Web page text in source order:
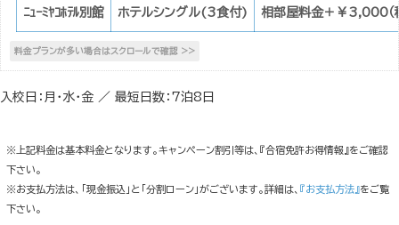
ﾆｭｰﾐﾔｺﾎﾃﾙ別館 ホテルシングル(3食付) 相部屋料金＋￥3,000
入校日：月・水・金 ／ 最短日数：7泊8日
※上記料金は基本料金となります。キャンペーン割引等は、『合宿免許お得情報』をご確認
下さい。
※お支払方法は、「現金振込」と「分割ローン」がございます。詳細は、 『お支払方法』をご覧
下さい。